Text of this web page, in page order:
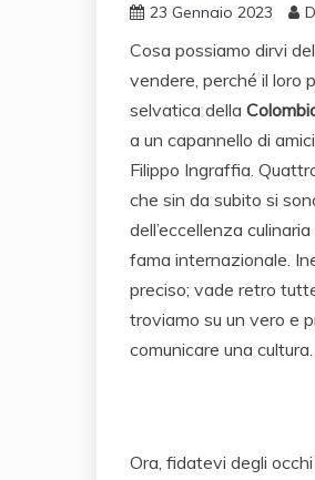
23 Gennaio 2023
Cosa possiamo dirvi
vendere, perché il loro
selvatica della
a un capannello di
Filippo Ingraffia.
che sin da subito si
dell’eccellenza
fama internazionale.
preciso; vade retro
troviamo su un vero e
comunicare una cultura.
Ora, fidatevi degli